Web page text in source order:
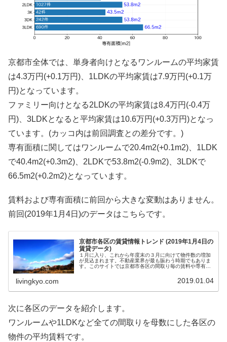
京都市全体では、単身者向けとなるワンルームの平均家賃
は4.3万円(+0.1万円)、1LDKの平均家賃は7.9万円(+0.1万
円)となっています。
ファミリー向けとなる2LDKの平均家賃は8.4万円(-0.4万
円)、3LDKとなると平均家賃は10.6万円(+0.3万円)となっ
ています。(カッコ内は前回調査との差分です。)
専有面積に関してはワンルームで20.4m2(+0.1m2)、1LDK
で40.4m2(+0.3m2)、2LDKで53.8m2(-0.9m2)、3LDKで
66.5m2(+0.2m2)となっています。
賃料および専有面積に前回から大きな変動はありません。
前回(2019年1月4日)のデータはこちらです。
京都市各区の賃貸情報トレンド (2019年1月4日の
賃貸データ)
１月に入り、これから年度末の３月に向けて物件数の増加
が見込まれます。不動産業界が最も賑わう時期でもありま
す。このサイトでは京都市各区の間取り毎の賃料や専有面
livingkyo.com 2019.01.04
次に各区のデータを紹介します。
ワンルームや1LDKなど全ての間取りを母数にした各区の
物件の平均賃料です。